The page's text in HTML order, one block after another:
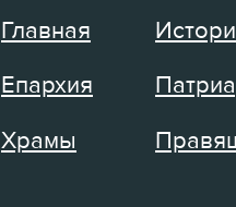
Главная
Епархия
Храмы